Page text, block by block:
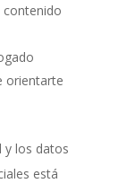
contenido
orientarte
y los datos
está